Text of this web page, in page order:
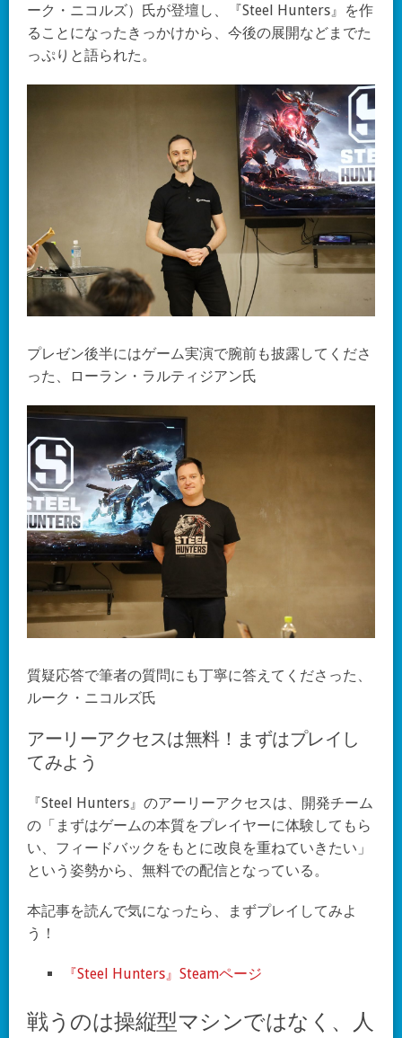
ーク・ニコルズ）氏が登壇し、『Steel Hunters』を作
ることになったきっかけから、今後の展開などまでた
っぷりと語られた。
プレゼン後半にはゲーム実演で腕前も披露してくださ
った、ローラン・ラルティジアン氏
質疑応答で筆者の質問にも丁寧に答えてくださった、
ルーク・ニコルズ氏
アーリーアクセスは無料！まずはプレイし
てみよう
『Steel Hunters』のアーリーアクセスは、開発チーム
の「まずはゲームの本質をプレイヤーに体験してもら
い、フィードバックをもとに改良を重ねていきたい」
という姿勢から、無料での配信となっている。
本記事を読んで気になったら、まずプレイしてみよ
う！
『Steel Hunters』Steamページ
戦うのは操縦型マシンではなく、人